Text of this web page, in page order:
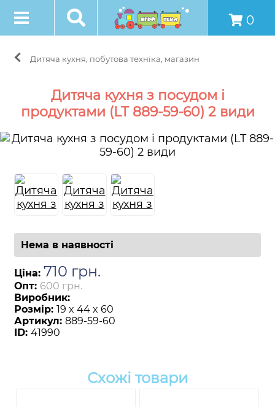
0
Дитяча кухня, побутова техніка, магазин
Дитяча кухня з посудом і
продуктами (LT 889-59-60) 2 види
Нема в наявності
Ціна: 710 грн.
Опт: 600 грн.
Виробник:
Розмір: 19 x 44 x 60
Артикул: 889-59-60
ID: 41990
Схожі товари